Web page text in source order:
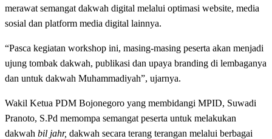
merawat semangat dakwah digital melalui optimasi website, media
sosial dan platform media digital lainnya.
“Pasca kegiatan workshop ini, masing-masing peserta akan menjadi
ujung tombak dakwah, publikasi dan upaya branding di lembaganya
dan untuk dakwah Muhammadiyah”, ujarnya.
Wakil Ketua PDM Bojonegoro yang membidangi MPID, Suwadi
Pranoto, S.Pd memompa semangat peserta untuk melakukan
dakwah bil jahr, dakwah secara terang terangan melalui berbagai